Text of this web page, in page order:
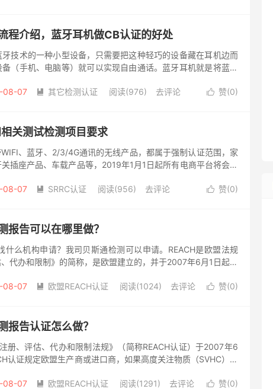
程介绍，蓝牙耳机做CB认证的好处
技术的一种小型设备，只需要把这种轻巧的设备藏在耳机边而
（手机、电脑等）就可以实现自由通话。蓝牙耳机就是将蓝牙
 赞(0)
08-07  其它检测认证 阅读(976) 去评论
关测试检测项目要求
、蓝牙、2/3/4G通讯的无线产品，都属于强制认证范围，家
插座产品、车载产品等，2019年1月1日起所有电商平台将会把
 赞(0)
08-07  SRRC认证 阅读(956) 去评论
报告可以在哪里做？
什么机构申请？我司贝斯通检测可以申请。REACH是欧盟法规
、代办和限制》的简称，是欧盟建立的，并于2007年6月1日起实
 赞(0)
08-07  欧盟REACH认证 阅读(1024) 去评论
报告认证怎么做？
册、评估、代办和限制法规》（简称REACH认证）于2007年6
认证规定欧盟生产商或进口商，如果高度关注物质（SVHC）在
 赞(0)
08-07  欧盟REACH认证 阅读(1291) 去评论